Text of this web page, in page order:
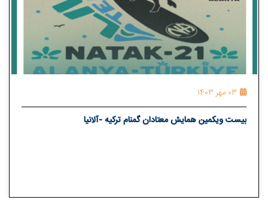
03 مهر 1403
بیست ویکمین همایش معتادان گمنام ترکیه -آلانیا